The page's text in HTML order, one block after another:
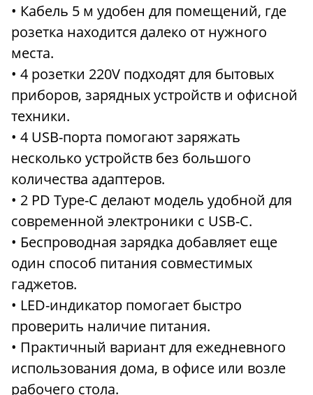
• Кабель 5 м удобен для помещений, где
розетка находится далеко от нужного
места.
• 4 розетки 220V подходят для бытовых
приборов, зарядных устройств и офисной
техники.
• 4 USB-порта помогают заряжать
несколько устройств без большого
количества адаптеров.
• 2 PD Type-C делают модель удобной для
современной электроники с USB-C.
• Беспроводная зарядка добавляет еще
один способ питания совместимых
гаджетов.
• LED-индикатор помогает быстро
проверить наличие питания.
• Практичный вариант для ежедневного
использования дома, в офисе или возле
рабочего стола.